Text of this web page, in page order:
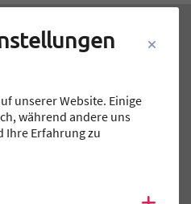
unserer Website. Einige
während andere uns
Ihre Erfahrung zu